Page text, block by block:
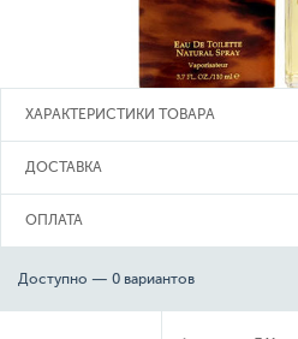
ХАРАКТЕРИСТИКИ ТОВАРА
ДОСТАВКА
ОПЛАТА
Доступно — 0 вариантов